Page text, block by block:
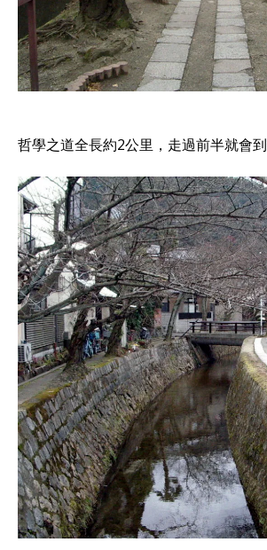
哲學之道全長約2公里，走過前半就會到